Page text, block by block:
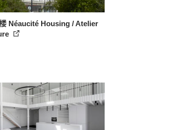
Néaucité Housing / Atelier